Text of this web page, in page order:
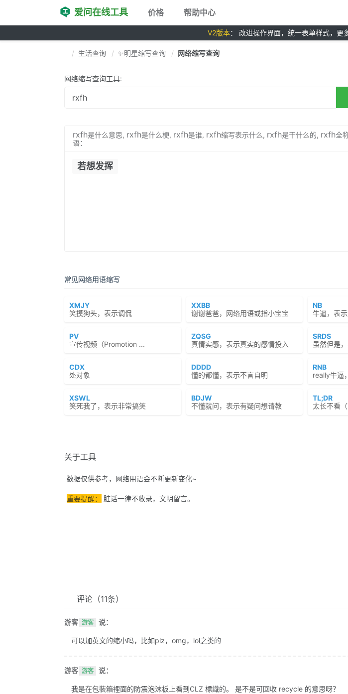
爱问在线工具 价格 帮助中心
V2版本： 改进操作界面，统一表单样式，更
生活查询 ✨明星缩写查询 网络缩写查询
网络缩写查询工具:
rxfh是什么意思, rxfh是什么梗, rxfh是谁, rxfh缩写表示什么, rxfh是干什么的, rxfh全
语：
若想发挥
常见网络用语缩写
XMJY
笑摸狗头，表示调侃
XXBB
谢谢爸爸，网络用语或指小宝宝
NB
牛逼，表
PV
宣传视频（Promotion ...
ZQSG
真情实感，表示真实的感情投入
SRDS
虽然但是
CDX
处对象
DDDD
懂的都懂，表示不言自明
RNB
really牛逼
XSWL
笑死我了，表示非常搞笑
BDJW
不懂就问，表示有疑问想请教
TL;DR
太长不看
关于工具
数据仅供参考，网络用语会不断更新变化~
重要提醒： 脏话一律不收录，文明留言。
评论 （11条）
游客 游客 说：
可以加英文的缩小吗，比如plz，omg，lol之类的
游客 游客 说：
我是在包裝箱裡面的防震泡沫板上看到CLZ 標識的。 是不是可回收 recycle 的意思呀？